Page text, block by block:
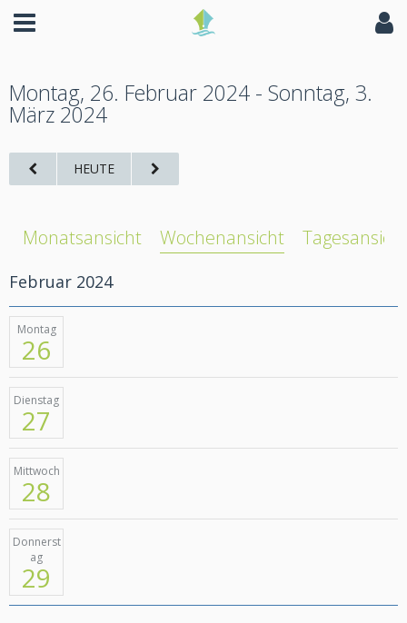
Montag, 26. Februar 2024 - Sonntag, 3.
März 2024
HEUTE
Monatsansicht Wochenansicht Tagesansicht
Februar 2024
Montag
26
Dienstag
27
Mittwoch
28
Donnerst
ag
29